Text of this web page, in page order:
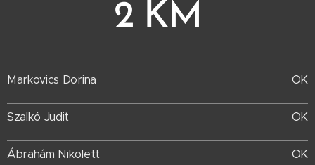
2 KM
Markovics Dorina OK
Szalkó Judit OK
Ábrahám Nikolett OK